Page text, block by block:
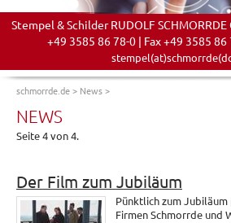
Stempel & Schilder RUDOLF SCHMORRDE
+49 3585 86 78-0 | Fax +49 3585
schmorrde.de> News>
NEWS
Seite 4 von 4.
Der Film zum Jubiläum
Pünktlich zum
Firmen Schmorrde und